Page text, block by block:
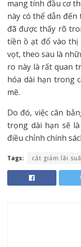
mang tính đầu cơ
này có thể dẫn
đã được thấy rõ
tiền ồ ạt đổ vào
vọt, theo sau là
ro này là rất quan
hóa dài hạn trong
mẽ.
Do đó, việc cân
trọng dài hạn sẽ
điều chỉnh chính
Tags: cắt giảm lãi